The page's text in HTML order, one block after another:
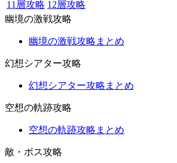
11層攻略 12層攻略
幽境の激戦攻略
幽境の激戦攻略まとめ
幻想シアター攻略
幻想シアター攻略まとめ
空想の軌跡攻略
空想の軌跡攻略まとめ
敵・ボス攻略